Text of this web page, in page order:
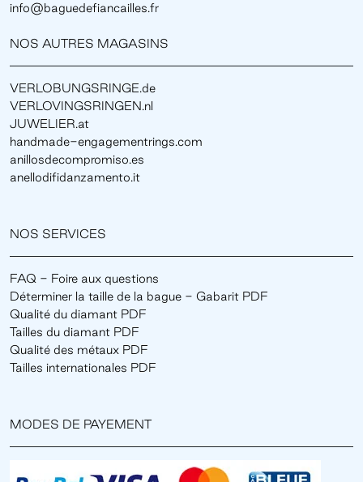
info@baguedefiancailles.fr
NOS AUTRES MAGASINS
VERLOBUNGSRINGE.de
VERLOVINGSRINGEN.nl
JUWELIER.at
handmade-engagementrings.com
anillosdecompromiso.es
anellodifidanzamento.it
NOS SERVICES
FAQ - Foire aux questions
Déterminer la taille de la bague - Gabarit PDF
Qualité du diamant PDF
Tailles du diamant PDF
Qualité des métaux PDF
Tailles internationales PDF
MODES DE PAYEMENT